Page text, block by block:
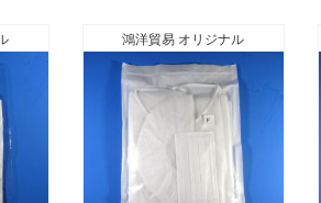
鴻洋貿易 オリジナル